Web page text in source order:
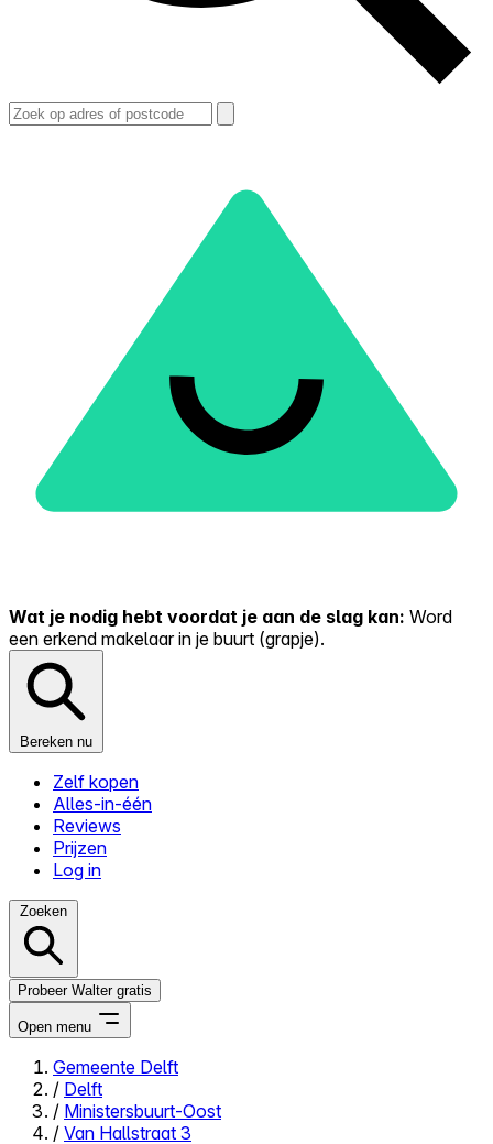
Wat je nodig hebt voordat je aan de slag kan: Word
een erkend makelaar in je buurt (grapje).
Bereken nu
Zelf kopen
Alles-in-één
Reviews
Prijzen
Log in
Zoeken
Probeer Walter gratis
Open menu
Close menu
Gemeente Delft
/ Delft
/ Ministersbuurt-Oost
/ Van Hallstraat 3